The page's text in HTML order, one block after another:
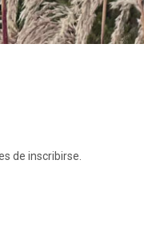
de inscribirse.